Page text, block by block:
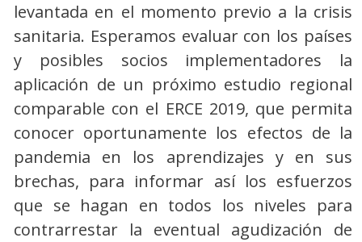
levantada en el momento previo a la crisis
sanitaria. Esperamos evaluar con los países
y posibles socios implementadores la
aplicación de un próximo estudio regional
comparable con el ERCE 2019, que permita
conocer oportunamente los efectos de la
pandemia en los aprendizajes y en sus
brechas, para informar así los esfuerzos
que se hagan en todos los niveles para
contrarrestar la eventual agudización de